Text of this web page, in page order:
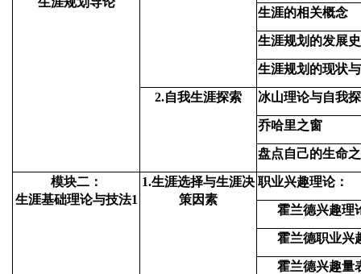
生涯的相关概念
生涯规划的发展史
生涯规划的现状
2.自我生涯探索 冰山理论与自我
乔哈里之窗
盘点自己的生命
模块二：
生涯基础理论与技法1
1.生涯选择与生涯决
策因素
职业兴趣理论：
霍兰德兴趣理
霍兰德职业兴
霍兰德兴趣量